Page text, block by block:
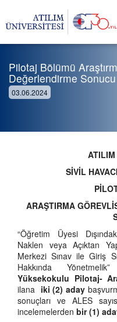
Pilotaj Bölümü
Değerlendirme Sonucu
03.06.2024
ATILIM
SİVİL
ARAŞTIRMA
“Öğretim Üyesi
Naklen veya Açıktan
Merkezi Sınav ile Giriş
Hakkında
Yüksekokulu Pilotaj-
ilana iki (2) aday
sonuçları ve ALES
incelemelerden bir (1)